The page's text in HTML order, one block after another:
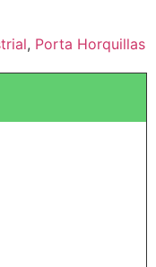
, Porta Horquillas